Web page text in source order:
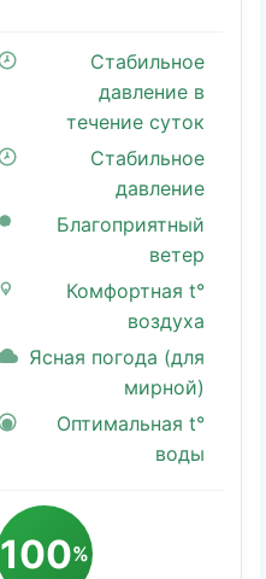
Стабильное
давление в
течение суток
Стабильное
давление
Благоприятный
ветер
Комфортная t°
воздуха
Ясная погода (для
мирной)
Оптимальная t°
воды
100%